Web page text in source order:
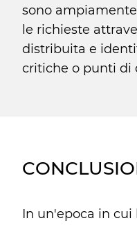
sono
le richieste
distribuita e
critiche o punti di
In un'epoca in